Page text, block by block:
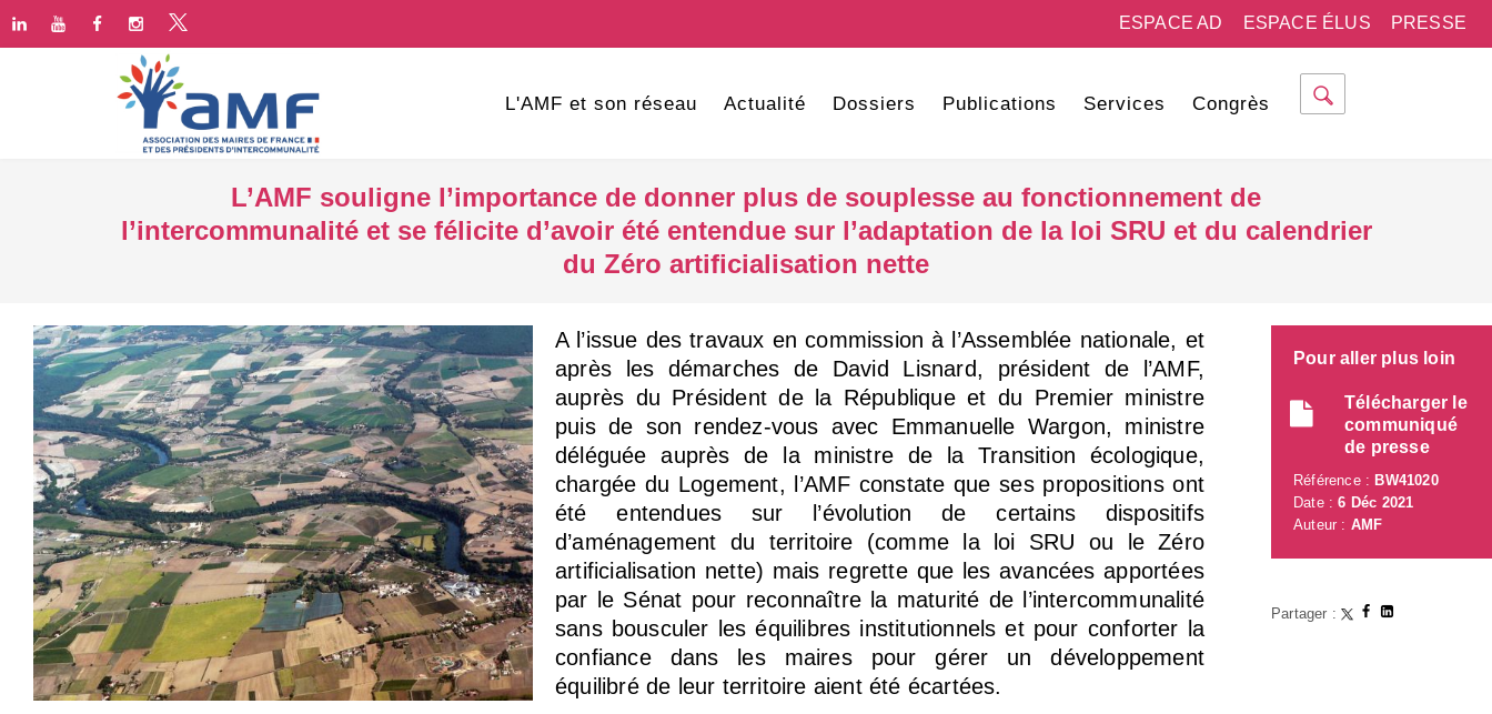
PRESSE
ESPACE ÉLUS
ESPACE AD
L'AMF et son réseau Actualité Dossiers Publications Services Congrès
L’AMF souligne l’importance de donner plus de souplesse au fonctionnement de
l’intercommunalité et se félicite d’avoir été entendue sur l’adaptation de la loi SRU et du calendrier
du Zéro artificialisation nette
A l’issue des travaux en commission à l’Assemblée nationale, et
après les démarches de David Lisnard, président de l’AMF,
auprès du Président de la République et du Premier ministre
puis de son rendez-vous avec Emmanuelle Wargon, ministre
déléguée auprès de la ministre de la Transition écologique,
chargée du Logement, l’AMF constate que ses propositions ont
été entendues sur l’évolution de certains dispositifs
d’aménagement du territoire (comme la loi SRU ou le Zéro
artificialisation nette) mais regrette que les avancées apportées
par le Sénat pour reconnaître la maturité de l’intercommunalité
sans bousculer les équilibres institutionnels et pour conforter la
confiance dans les maires pour gérer un développement
équilibré de leur territoire aient été écartées.
Pour aller plus loin
Télécharger le
communiqué
de presse
Référence : BW41020
Date :6 Déc 2021
Auteur : AMF
Partager :